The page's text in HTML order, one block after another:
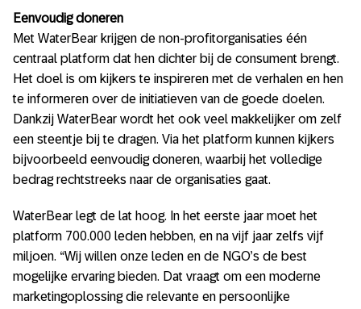
Eenvoudig doneren
Met WaterBear krijgen de non-profitorganisaties één
centraal platform dat hen dichter bij de consument brengt.
Het doel is om kijkers te inspireren met de verhalen en hen
te informeren over de initiatieven van de goede doelen.
Dankzij WaterBear wordt het ook veel makkelijker om zelf
een steentje bij te dragen. Via het platform kunnen kijkers
bijvoorbeeld eenvoudig doneren, waarbij het volledige
bedrag rechtstreeks naar de organisaties gaat.
WaterBear legt de lat hoog. In het eerste jaar moet het
platform 700.000 leden hebben, en na vijf jaar zelfs vijf
miljoen. “Wij willen onze leden en de NGO’s de best
mogelijke ervaring bieden. Dat vraagt om een moderne
marketingoplossing die relevante en persoonlijke